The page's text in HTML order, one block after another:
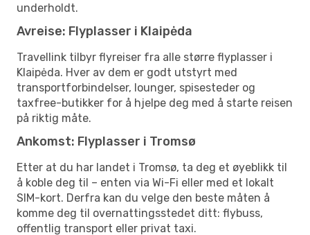
underholdt.
Avreise: Flyplasser i Klaipėda
Travellink tilbyr flyreiser fra alle større flyplasser i
Klaipėda. Hver av dem er godt utstyrt med
transportforbindelser, lounger, spisesteder og
taxfree-butikker for å hjelpe deg med å starte reisen
på riktig måte.
Ankomst: Flyplasser i Tromsø
Etter at du har landet i Tromsø, ta deg et øyeblikk til
å koble deg til – enten via Wi-Fi eller med et lokalt
SIM-kort. Derfra kan du velge den beste måten å
komme deg til overnattingsstedet ditt: flybuss,
offentlig transport eller privat taxi.